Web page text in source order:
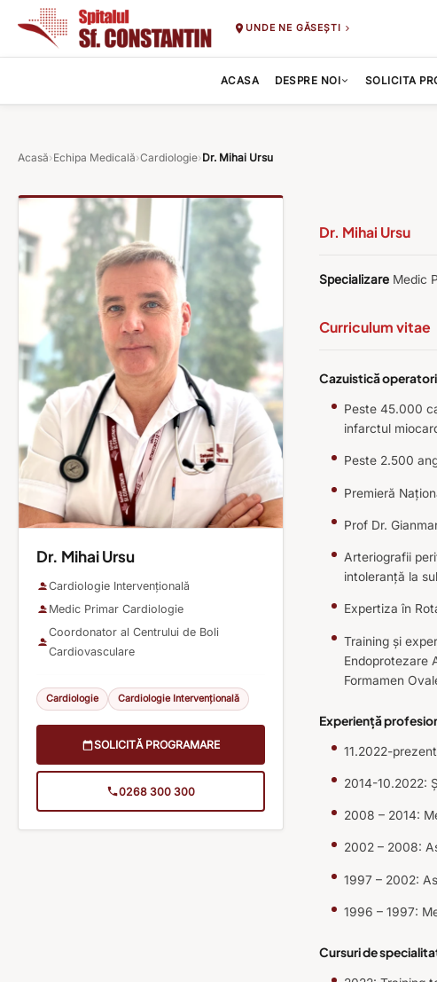
UNDE NE GĂSEȘTI
ACASA DESPRE NOI SOLICITA
Acasă›Echipa Medicală›Cardiologie›Dr. Mihai Ursu
Dr. Mihai Ursu
Cardiologie Intervențională
Medic Primar Cardiologie
Coordonator al Centrului de Boli
Cardiovasculare
Cardiologie Cardiologie Intervențională
SOLICITĂ PROGRAMARE
0268 300 300
Dr. Mihai Ursu
Specializare Medic
Curriculum vitae
Cazuistică
Peste 45.000
infarctul
Peste 2.500
Premieră
Prof Dr.
Arteriografii
intoleranță la
Expertiza în
Training și
Endoprotezare
Formamen
Experiență
11.2022-
2014-10.2022:
2008 – 2014:
2002 – 2008:
1997 – 2002:
1996 – 1997:
Cursuri de